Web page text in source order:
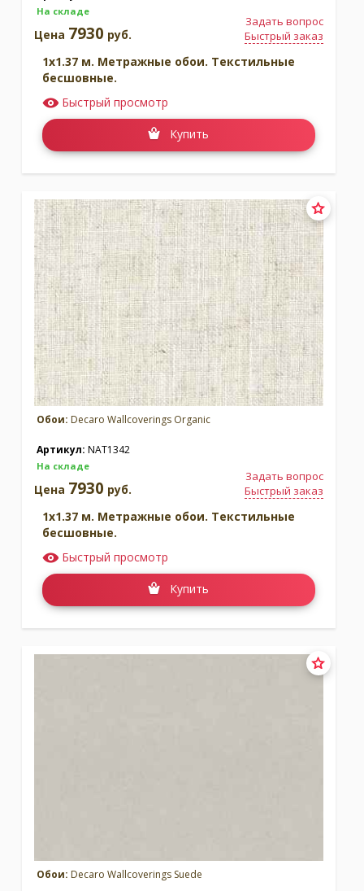
На складе
Задать вопрос
Быстрый заказ
Цена 7930 руб.
1x1.37 м. Метражные обои. Текстильные
бесшовные.
Быстрый просмотр
Купить
Обои: Decaro Wallcoverings Organic
Артикул: NAT1342
На складе
Задать вопрос
Быстрый заказ
Цена 7930 руб.
1x1.37 м. Метражные обои. Текстильные
бесшовные.
Быстрый просмотр
Купить
Обои: Decaro Wallcoverings Suede